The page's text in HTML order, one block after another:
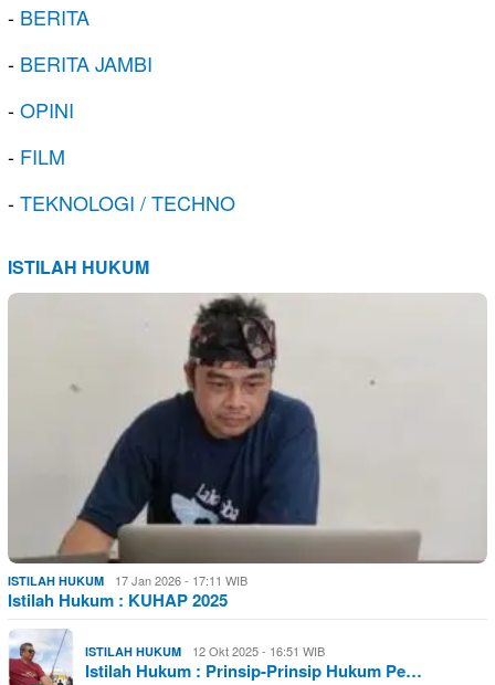
- BERITA
- BERITA JAMBI
-OPINI
- FILM
-TEKNOLOGI / TECHNO
ISTILAH HUKUM
ISTILAH HUKUM 17 Jan 2026 - 17:11 WIB
Istilah Hukum : KUHAP 2025
ISTILAH HUKUM 12 Okt 2025 - 16:51 WIB
Istilah Hukum : Prinsip-Prinsip Hukum Pe…